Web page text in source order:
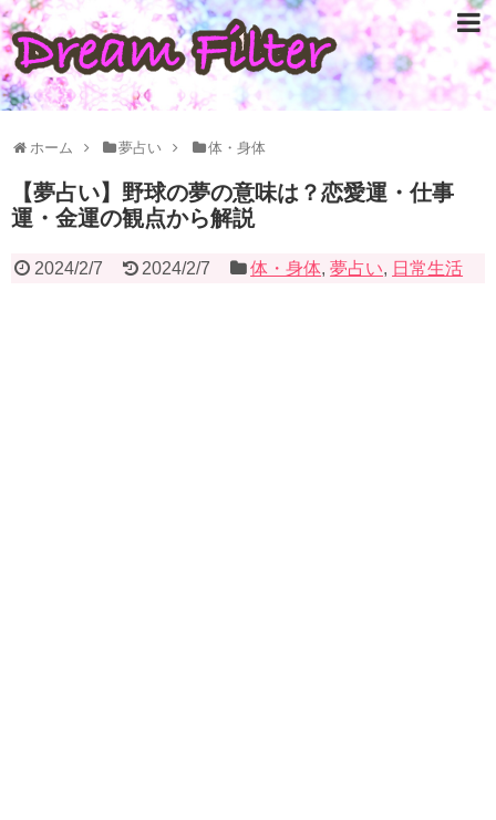
ホーム 夢占い 体・身体
【夢占い】野球の夢の意味は？恋愛運・仕事
運・金運の観点から解説
2024/2/7 2024/2/7 体・身体,夢占い, 日常生活